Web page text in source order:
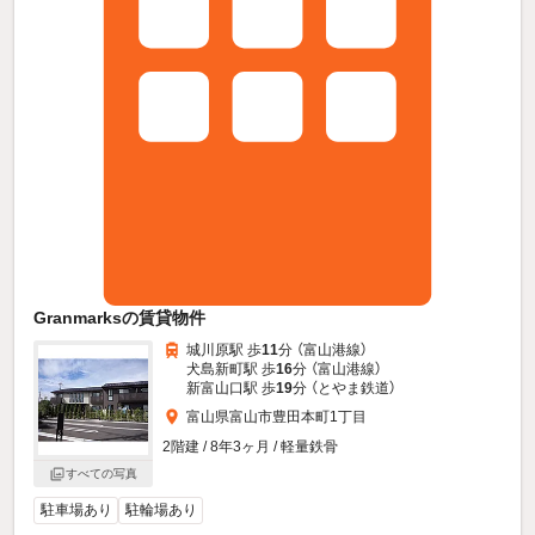
Granmarksの賃貸物件
すべての写真
城川原駅 歩11分 （富山港線）
犬島新町駅 歩16分 （富山港線）
新富山口駅 歩19分 （とやま鉄道）
富山県富山市豊田本町1丁目
2階建 / 8年3ヶ月 / 軽量鉄骨
駐車場あり 駐輪場あり